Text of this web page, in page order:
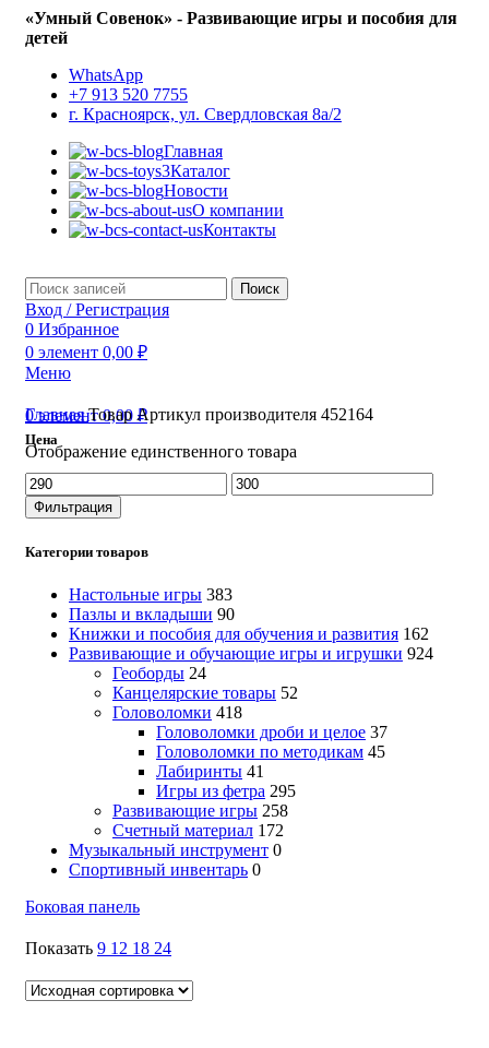
«Умный Совенок» - Развивающие игры и пособия для
детей
WhatsApp
+7 913 520 7755
г. Красноярск, ул. Свердловская 8а/2
Главная
Каталог
Новости
О компании
Контакты
Поиск
Вход / Регистрация
0 Избранное
0 элемент 0,00 ₽
Меню
0элемент 0,00₽
ГлавнаяТовар Артикул производителя 452164
Отображение единственного товара
Цена
Минимальная
цена
Максимальная
цена
Фильтрация
Категории товаров
Настольные игры 383
Пазлы и вкладыши 90
Книжки и пособия для обучения и развития 162
Развивающие и обучающие игры и игрушки 924
Геоборды 24
Канцелярские товары 52
Головоломки 418
Головоломки дроби и целое 37
Головоломки по методикам 45
Лабиринты 41
Игры из фетра 295
Развивающие игры 258
Счетный материал 172
Музыкальный инструмент 0
Спортивный инвентарь 0
Боковая панель
Показать 9 12 18 24